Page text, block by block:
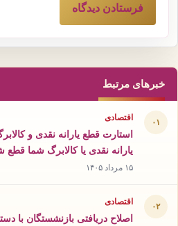
خبرهای مرتبط
۰۱ اقتصادی
یارانه نقدی یا کالابرگ شما قطع
۱۵ مرداد ۱۴۰۵
۰۲ اقتصادی
اصلاح دریافتی بازنشستگان با